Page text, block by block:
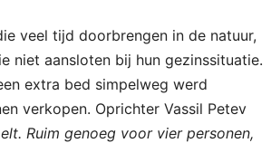
veel tijd doorbrengen in de natuur,
niet aansloten bij hun gezinssituatie.
extra bed simpelweg werd
verkopen. Oprichter Vassil Petev
Ruim genoeg voor vier personen,